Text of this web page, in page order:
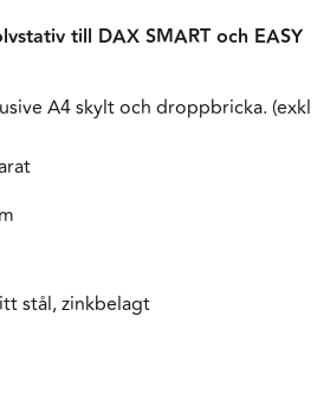
till DAX SMART och EASY
A4 skylt och droppbricka. (exkl
stål, zinkbelagt